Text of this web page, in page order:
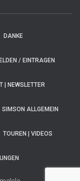
DANKE
/ EINTRAGEN
| NEWSLETTER
SIMSON ALLGEMEIN
TOUREN | VIDEOS